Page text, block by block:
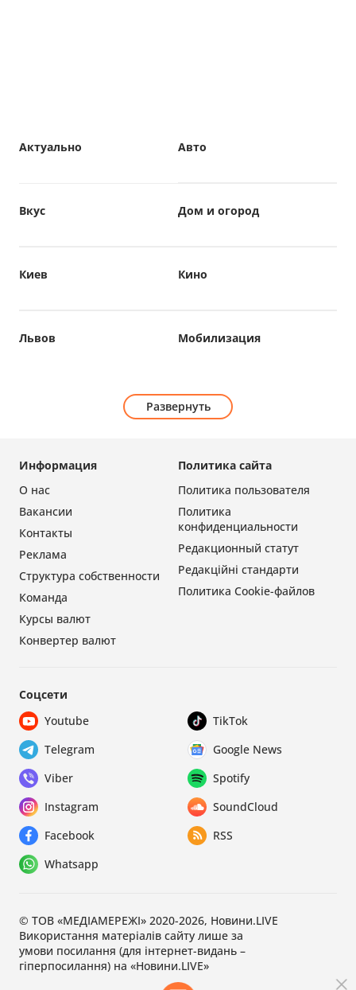
Авто
Актуально
Вкус Дом и огород
Киев Кино
Львов Мобилизация
Развернуть
Политика сайта
Политика пользователя
Политика
конфиденциальности
Редакционный статут
Редакційні стандарти
Политика Cookie-файлов
Информация
О нас
Вакансии
Контакты
Реклама
Структура собственности
Команда
Курсы валют
Конвертер валют
Соцсети
Youtube
TikTok
Telegram
Google News
Viber
Spotify
Instagram
SoundCloud
Facebook
RSS
Whatsapp
© ТОВ «МЕДІАМЕРЕЖІ» 2020-2026, Новини.LIVE
Використання матеріалів сайту лише за
умови посилання (для інтернет-видань –
гіперпосилання) на «Новини.LIVE»